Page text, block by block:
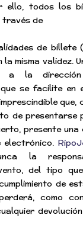
ello, todos los
través de
de billete
misma validez.
a la
se facilite en
que,
de
presente una
electrónico.
la
del tipo
de
como